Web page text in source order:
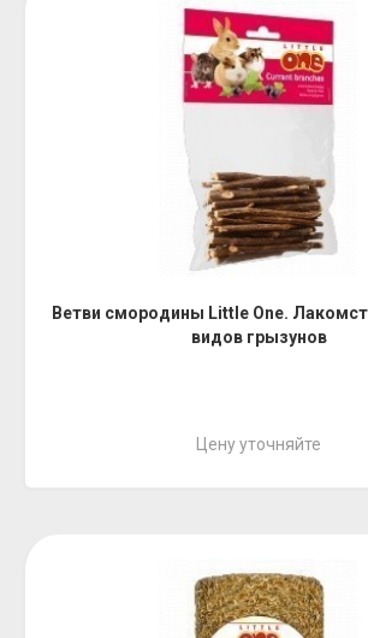
Ветви смородины Little One.
видов грызунов
Цену уточняйте